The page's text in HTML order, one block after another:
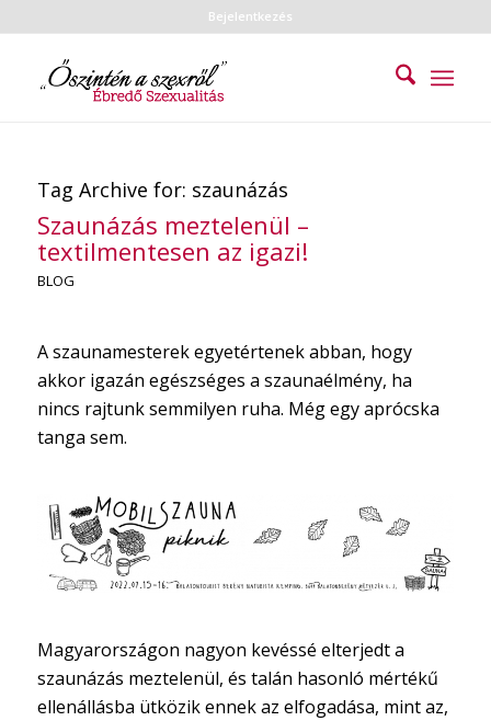
Bejelentkezés
Tag Archive for: szaunázás
Szaunázás meztelenül –
textilmentesen az igazi!
BLOG
A szaunamesterek egyetértenek abban, hogy
akkor igazán egészséges a szaunaélmény, ha
nincs rajtunk semmilyen ruha. Még egy aprócska
tanga sem.
Magyarországon nagyon kevéssé elterjedt a
szaunázás meztelenül, és talán hasonló mértékű
ellenállásba ütközik ennek az elfogadása, mint az,